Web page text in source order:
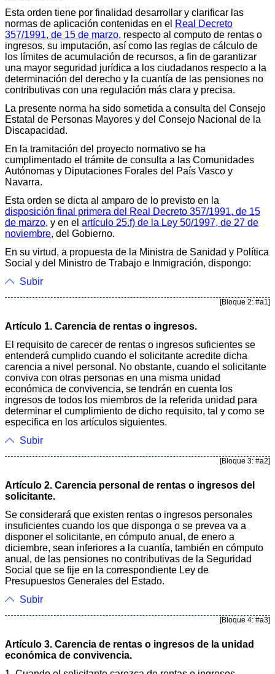
Esta orden tiene por finalidad desarrollar y clarificar las
normas de aplicación contenidas en el Real Decreto
357/1991, de 15 de marzo, respecto al computo de rentas o
ingresos, su imputación, así como las reglas de cálculo de
los límites de acumulación de recursos, a fin de garantizar
una mayor seguridad jurídica a los ciudadanos respecto a la
determinación del derecho y la cuantía de las pensiones no
contributivas con una regulación más clara y precisa.
La presente norma ha sido sometida a consulta del Consejo
Estatal de Personas Mayores y del Consejo Nacional de la
Discapacidad.
En la tramitación del proyecto normativo se ha
cumplimentado el trámite de consulta a las Comunidades
Autónomas y Diputaciones Forales del País Vasco y
Navarra.
Esta orden se dicta al amparo de lo previsto en la
disposición final primera del Real Decreto 357/1991, de 15
de marzo, y en el artículo 25.f) de la Ley 50/1997, de 27 de
noviembre, del Gobierno.
En su virtud, a propuesta de la Ministra de Sanidad y Política
Social y del Ministro de Trabajo e Inmigración, dispongo:
Subir
[Bloque 2: #a1]
Artículo 1. Carencia de rentas o ingresos.
El requisito de carecer de rentas o ingresos suficientes se
entenderá cumplido cuando el solicitante acredite dicha
carencia a nivel personal. No obstante, cuando el solicitante
conviva con otras personas en una misma unidad
económica de convivencia, se tendrán en cuenta los
ingresos de todos los miembros de la referida unidad para
determinar el cumplimiento de dicho requisito, tal y como se
especifica en los artículos siguientes.
Subir
[Bloque 3: #a2]
Artículo 2. Carencia personal de rentas o ingresos del
solicitante.
Se considerará que existen rentas o ingresos personales
insuficientes cuando los que disponga o se prevea va a
disponer el solicitante, en cómputo anual, de enero a
diciembre, sean inferiores a la cuantía, también en cómputo
anual, de las pensiones no contributivas de la Seguridad
Social que se fije en la correspondiente Ley de
Presupuestos Generales del Estado.
Subir
[Bloque 4: #a3]
Artículo 3. Carencia de rentas o ingresos de la unidad
económica de convivencia.